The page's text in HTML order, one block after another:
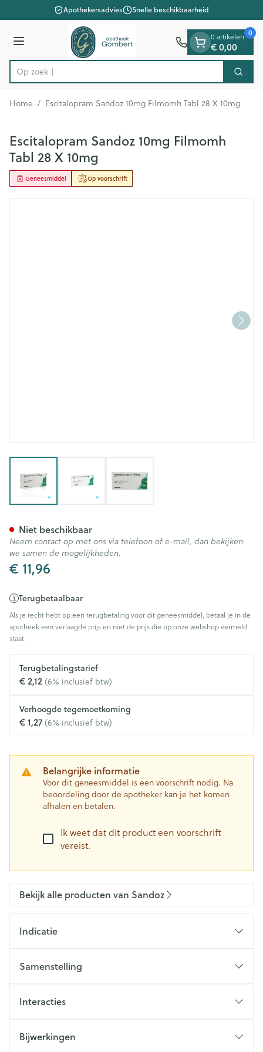
Ga naar de inhoudApothekersadvies Snelle beschikbaarheid
Menu
Product, merk, categorie...
Op zoek naar Zoek
0 artikelen
€ 0,00
0
Home / Escitalopram Sandoz 10mg Filmomh Tabl 28 X 10mg
Escitalopram Sandoz 10mg Filmomh
Tabl 28 X 10mg
Op voorschrift
Geneesmiddel
€ 11,96
Terugbetaalbaar
Als je recht hebt op een terugbetaling voor dit geneesmiddel, betaal je in de
apotheek een verlaagde prijs en niet de prijs die op onze webshop vermeld
staat.
Terugbetalingstarief
€ 2,12 (6% inclusief btw)
Verhoogde tegemoetkoming
€ 1,27 (6% inclusief btw)
Belangrijke informatie
Voor dit geneesmiddel is een voorschrift nodig. Na
beoordeling door de apotheker kan je het komen
afhalen en betalen.
Ik weet dat dit product een voorschrift
vereist.
Niet beschikbaar
Neem contact op met ons via telefoon of e-mail, dan bekijken
we samen de mogelijkheden.
Bekijk alle producten van Sandoz
Indicatie
Paniekstoornis met of zonder agorafobie
Gegeneraliseerde angststoornis
Samenstelling
Interacties
Bijwerkingen